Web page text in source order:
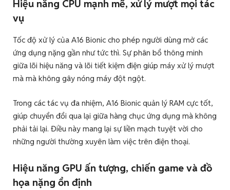
Hiệu năng CPU mạnh mẽ, xử lý mượt mọi tác
vụ
Tốc độ xử lý của A16 Bionic cho phép người dùng mở các
ứng dụng nặng gần như tức thì. Sự phân bổ thông minh
giữa lõi hiệu năng và lõi tiết kiệm điện giúp máy xử lý mượt
mà mà không gây nóng máy đột ngột.
Trong các tác vụ đa nhiệm, A16 Bionic quản lý RAM cực tốt,
giúp chuyển đổi qua lại giữa hàng chục ứng dụng mà không
phải tải lại. Điều này mang lại sự liền mạch tuyệt vời cho
những người thường xuyên làm việc trên điện thoại.
Hiệu năng GPU ấn tượng, chiến game và đồ
họa nặng ổn định